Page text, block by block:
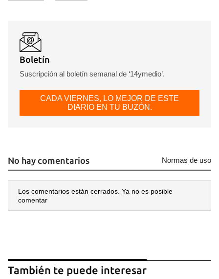
Boletín
Suscripción al boletín semanal de ‘14ymedio’.
CADA VIERNES, LO MEJOR DE ESTE
DIARIO EN TU BUZÓN.
No hay comentarios Normas de uso
Los comentarios están cerrados. Ya no es posible
comentar
También te puede interesar